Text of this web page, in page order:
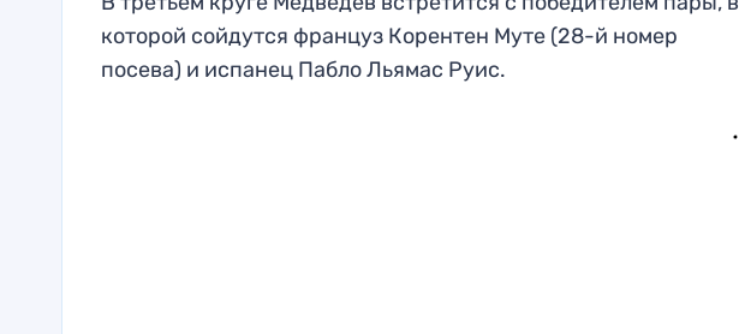
которой сойдутся француз Корентен Муте (28-й номер
посева) и испанец Пабло Льямас Руис.